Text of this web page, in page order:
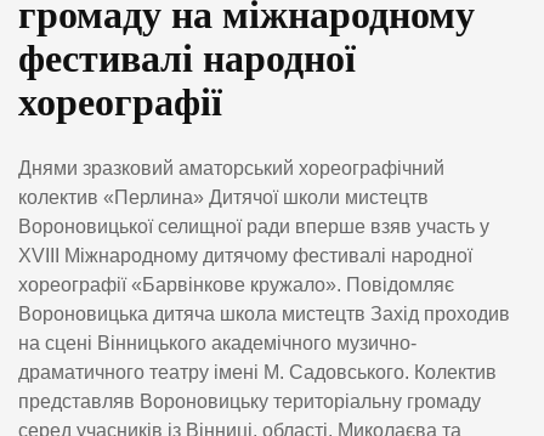
громаду на міжнародному
фестивалі народної
хореографії
Днями зразковий аматорський хореографічний
колектив «Перлина» Дитячої школи мистецтв
Вороновицької селищної ради вперше взяв участь у
XVIII Міжнародному дитячому фестивалі народної
хореографії «Барвінкове кружало». Повідомляє
Вороновицька дитяча школа мистецтв Захід проходив
на сцені Вінницького академічного музично-
драматичного театру імені М. Садовського. Колектив
представляв Вороновицьку територіальну громаду
серед учасників із Вінниці, області, Миколаєва та